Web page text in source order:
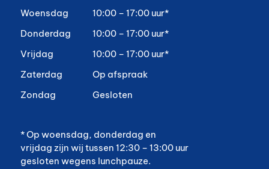
Woensdag
10:00 – 17:00 uur*
Donderdag
10:00 – 17:00 uur*
Vrijdag
10:00 – 17:00 uur*
Zaterdag
Op afspraak
Zondag
Gesloten
* Op woensdag, donderdag en
vrijdag zijn wij tussen 12:30 – 13:00 uur
gesloten wegens lunchpauze.